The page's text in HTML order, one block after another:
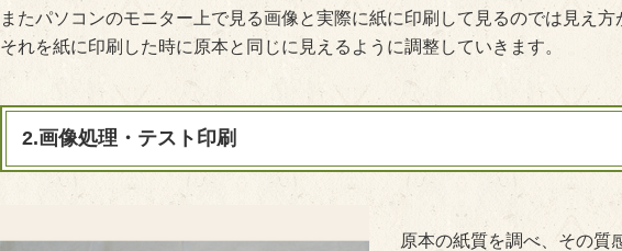
またパソコンのモニター上で見る画像と実際に紙に印刷して見るのでは見え方
それを紙に印刷した時に原本と同じに見えるように調整していきます。
2.画像処理・テスト印刷
原本の紙質を調べ、その質